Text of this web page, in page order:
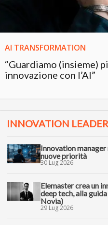
AI TRANSFORMATION
“Guardiamo (insieme)
innovazione con l’AI”
INNOVATION LEADER
Innovation manager
nuove priorità
30 Lug 2026
Elemaster crea un
deep tech, alla
Novia)
29 Lug 2026